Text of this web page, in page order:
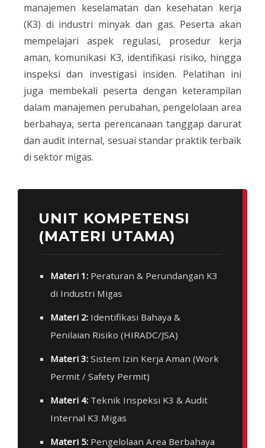
manajemen keselamatan dan kesehatan kerja
(K3) di industri minyak dan gas. Peserta akan
mempelajari aspek regulasi, prosedur kerja
aman, komunikasi K3, identifikasi risiko, hingga
inspeksi dan investigasi insiden. Pelatihan ini
juga membekali peserta dengan keterampilan
dalam manajemen perubahan, pengelolaan area
berbahaya, serta perencanaan tanggap darurat
dan audit internal, sesuai standar praktik terbaik
di sektor migas.
UNIT KOMPETENSI
(MATERI UTAMA)
Materi 1: Peraturan & Perundangan K3
di Industri Migas
Materi 2: Identifikasi Bahaya &
Penilaian Risiko (HIRADC/JSA)
Materi 3: Sistem Izin Kerja Aman (Work
Permit / Safety Permit)
Materi 4: Teknik Inspeksi K3 & Audit
Internal K3 Migas
Materi 5: Pengelolaan Area Berbahaya